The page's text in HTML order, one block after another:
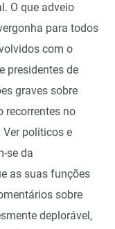
O que adveio
para todos
com o
presidentes de
graves sobre
recorrentes no
Ver políticos e
se da
as suas funções
sobre
deplorável,